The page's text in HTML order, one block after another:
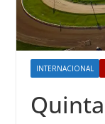
INTERNACIONAL